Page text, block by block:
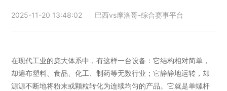
2025-11-20 13:48:02 巴西vs摩洛哥-综合赛事平台
在现代工业的庞大体系中，有这样一台设备：它结构相对简单，
却遍布塑料、食品、化工、制药等无数行业；它静静地运转，却
源源不断地将粉末或颗粒转化为连续均匀的产品。它就是单螺杆